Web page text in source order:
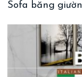
Sofa băng